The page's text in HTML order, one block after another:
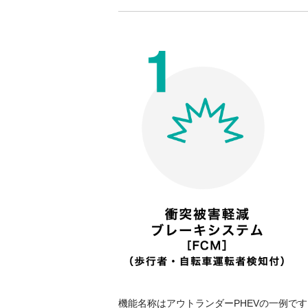
機能名称はアウトランダーPHEVの一例で